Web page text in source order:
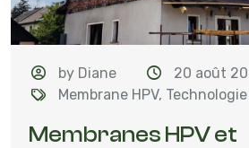
by Diane
20 août
Membrane HPV,
Membranes HPV et